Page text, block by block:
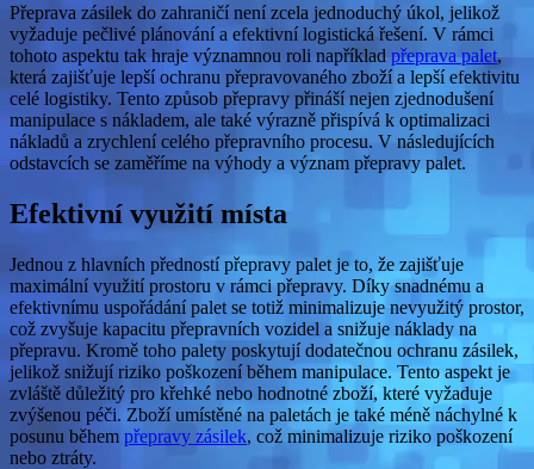
Přeprava zásilek do zahraničí není zcela jednoduchý úkol, jelikož
vyžaduje pečlivé plánování a efektivní logistická řešení. V rámci
tohoto aspektu tak hraje významnou roli například přeprava palet,
která zajišťuje lepší ochranu přepravovaného zboží a lepší efektivitu
celé logistiky. Tento způsob přepravy přináší nejen zjednodušení
manipulace s nákladem, ale také výrazně přispívá k optimalizaci
nákladů a zrychlení celého přepravního procesu. V následujících
odstavcích se zaměříme na výhody a význam přepravy palet.
Efektivní využití místa
Jednou z hlavních předností přepravy palet je to, že zajišťuje
maximální využití prostoru v rámci přepravy. Díky snadnému a
efektivnímu uspořádání palet se totiž minimalizuje nevyužitý prostor,
což zvyšuje kapacitu přepravních vozidel a snižuje náklady na
přepravu. Kromě toho palety poskytují dodatečnou ochranu zásilek,
jelikož snižují riziko poškození během manipulace. Tento aspekt je
zvláště důležitý pro křehké nebo hodnotné zboží, které vyžaduje
zvýšenou péči. Zboží umístěné na paletách je také méně náchylné k
posunu během přepravy zásilek, což minimalizuje riziko poškození
nebo ztráty.